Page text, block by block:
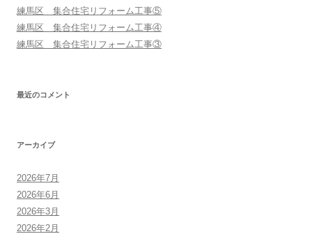
ン
練馬区 集合住宅リフォーム工事⑤
練馬区 集合住宅リフォーム工事④
練馬区 集合住宅リフォーム工事③
最近のコメント
アーカイブ
2026年7月
2026年6月
2026年3月
2026年2月